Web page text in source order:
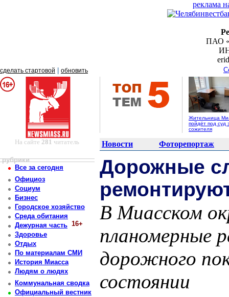
реклама
ПАО
сделать стартовой обновить
Жительница
пойдёт под суд
сожителя
На сайте 281 читатель Новости Фоторепортаж
рубрики
Все за сегодня
Официоз
Социум
Бизнес
Городское хозяйство
Среда обитания
Дежурная часть 16+
Здоровье
Отдых
По материалам СМИ
История Миасса
Людям о людях
Коммунальная сводка
Официальный вестник
Дорожные
В Миасском
планомерные
дорожного
состоянии